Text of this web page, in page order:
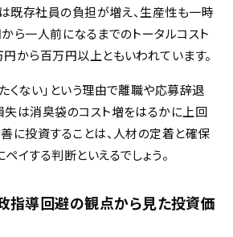
既存社員の負担が増え、生産性も一時
ら一人前になるまでのトータルコスト
から百万円以上ともいわれています。
くない」という理由で離職や応募辞退
失は消臭袋のコスト増をはるかに上回
に投資することは、人材の定着と確保
イする判断といえるでしょう。
指導回避の観点から見た投資価